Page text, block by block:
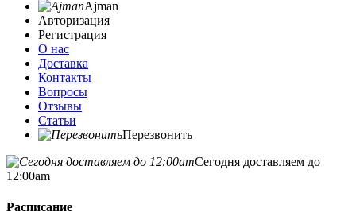
Ajman
Авторизация
Регистрация
О нас
Доставка
Контакты
Вопросы
Отзывы
Статьи
Перезвонить
Сегодня доставляем до
12:00am
Расписание